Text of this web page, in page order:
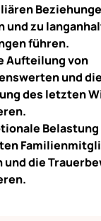
und zu
führen.
Aufteilung von
und die
des letzten
und die